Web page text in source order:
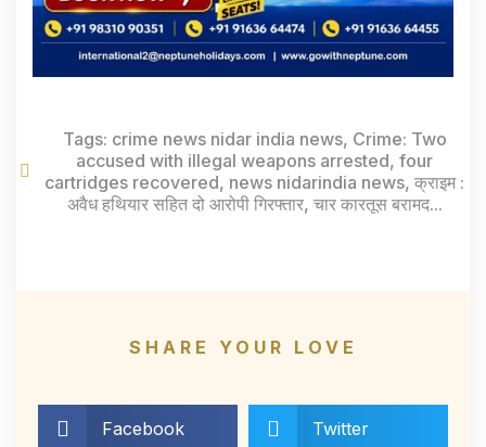
Tags: crime news nidar india news, Crime: Two
accused with illegal weapons arrested, four
cartridges recovered, news nidarindia news, क्राइम :
अवैध हथियार सहित दो आरोपी गिरफ्तार, चार कारतूस बरामद...
SHARE YOUR LOVE
Facebook Twitter